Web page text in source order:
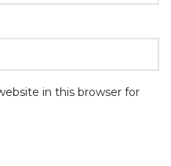
in this browser for